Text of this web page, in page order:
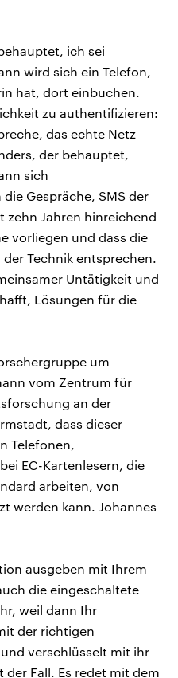
ich sei
wird sich ein Telefon,
hat, dort einbuchen.
zu authentifizieren:
das echte Netz
der behauptet,
sich
Gespräche, SMS der
zehn Jahren hinreichend
vorliegen und dass die
Technik entsprechen.
Untätigkeit und
Lösungen für die
um
vom Zentrum für
an der
dass dieser
Telefonen,
EC-Kartenlesern, die
arbeiten, von
werden kann. Johannes
ausgeben mit Ihrem
die eingeschaltete
weil dann Ihr
der richtigen
verschlüsselt mit ihr
der Fall. Es redet mit dem